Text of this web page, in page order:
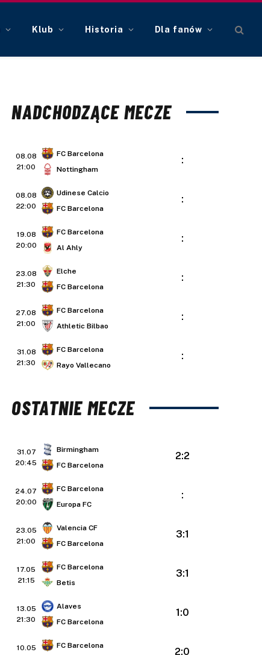
Klub Historia Dla fanów
NADCHODZĄCE MECZE
08.08
21:00
FC Barcelona
Nottingham
:
08.08
22:00
Udinese Calcio
FC Barcelona
:
19.08
20:00
FC Barcelona
Al Ahly
:
23.08
21:30
Elche
FC Barcelona
:
27.08
21:00
FC Barcelona
Athletic Bilbao
:
31.08
21:30
FC Barcelona
Rayo Vallecano
:
OSTATNIE MECZE
31.07
20:45
Birmingham
FC Barcelona
2:2
24.07
20:00
FC Barcelona
Europa FC
:
23.05
21:00
Valencia CF
FC Barcelona
3:1
17.05
21:15
FC Barcelona
Betis
3:1
13.05
21:30
Alaves
FC Barcelona
1:0
10.05
FC Barcelona
2:0